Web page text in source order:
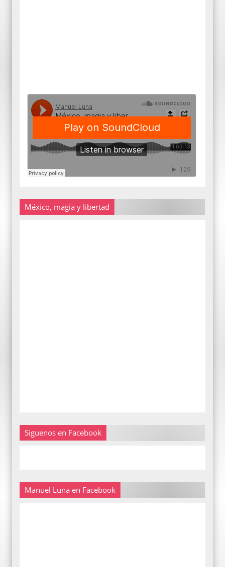
México, magia y libertad
Siguenos en Facebook
Manuel Luna en Facebook